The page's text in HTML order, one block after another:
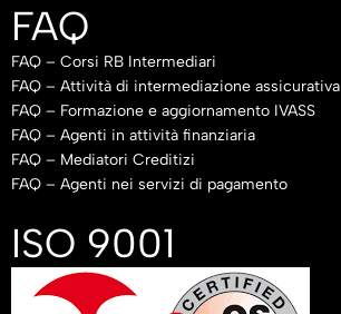
FAQ
FAQ – Corsi RB Intermediari
FAQ – Attività di intermediazione assicurativa
FAQ – Formazione e aggiornamento IVASS
FAQ – Agenti in attività finanziaria
FAQ – Mediatori Creditizi
FAQ – Agenti nei servizi di pagamento
ISO 9001